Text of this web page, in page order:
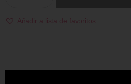
Añadir a lista de favoritos